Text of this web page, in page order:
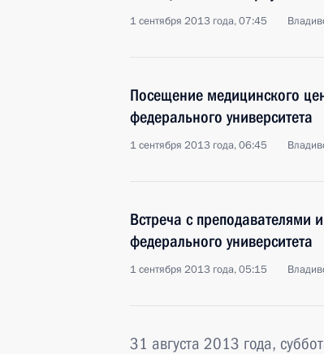
1 сентября 2013 года, 07:45
Посещение медицинского
федерального университета
1 сентября 2013 года, 06:45
Встреча с преподавателями
федерального университета
1 сентября 2013 года, 05:15
31 августа 2013 года,